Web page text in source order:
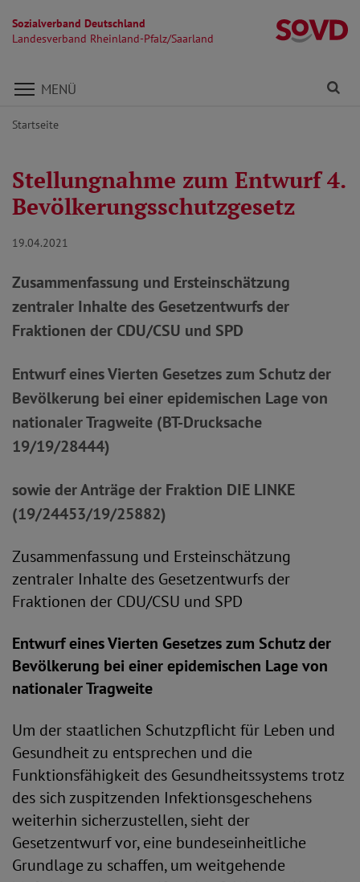
Sozialverband Deutschland
Landesverband Rheinland-Pfalz/Saarland
Direkt zu den Inhalten springen
MENÜ
Startseite
Stellungnahme zum Entwurf 4.
Bevölkerungsschutzgesetz
19.04.2021
Zusammenfassung und Ersteinschätzung
zentraler Inhalte des Gesetzentwurfs der
Fraktionen der CDU/CSU und SPD
Entwurf eines Vierten Gesetzes zum Schutz der
Bevölkerung bei einer epidemischen Lage von
nationaler Tragweite (BT-Drucksache
19/19/28444)
sowie der Anträge der Fraktion DIE LINKE
(19/24453/19/25882)
Zusammenfassung und Ersteinschätzung
zentraler Inhalte des Gesetzentwurfs der
Fraktionen der CDU/CSU und SPD
Entwurf eines Vierten Gesetzes zum Schutz der
Bevölkerung bei einer epidemischen Lage von
nationaler Tragweite
Um der staatlichen Schutzpflicht für Leben und
Gesundheit zu entsprechen und die
Funktionsfähigkeit des Gesundheitssystems trotz
des sich zuspitzenden Infektionsgeschehens
weiterhin sicherzustellen, sieht der
Gesetzentwurf vor, eine bundeseinheitliche
Grundlage zu schaffen, um weitgehende